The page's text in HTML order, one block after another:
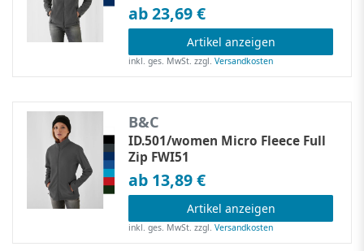
ab 23,69 €
Artikel anzeigen
inkl. ges. MwSt. zzgl.Versandkosten
B&C
ID.501/women Micro Fleece Full
Zip FWI51
ab 13,89 €
Artikel anzeigen
inkl. ges. MwSt. zzgl.Versandkosten